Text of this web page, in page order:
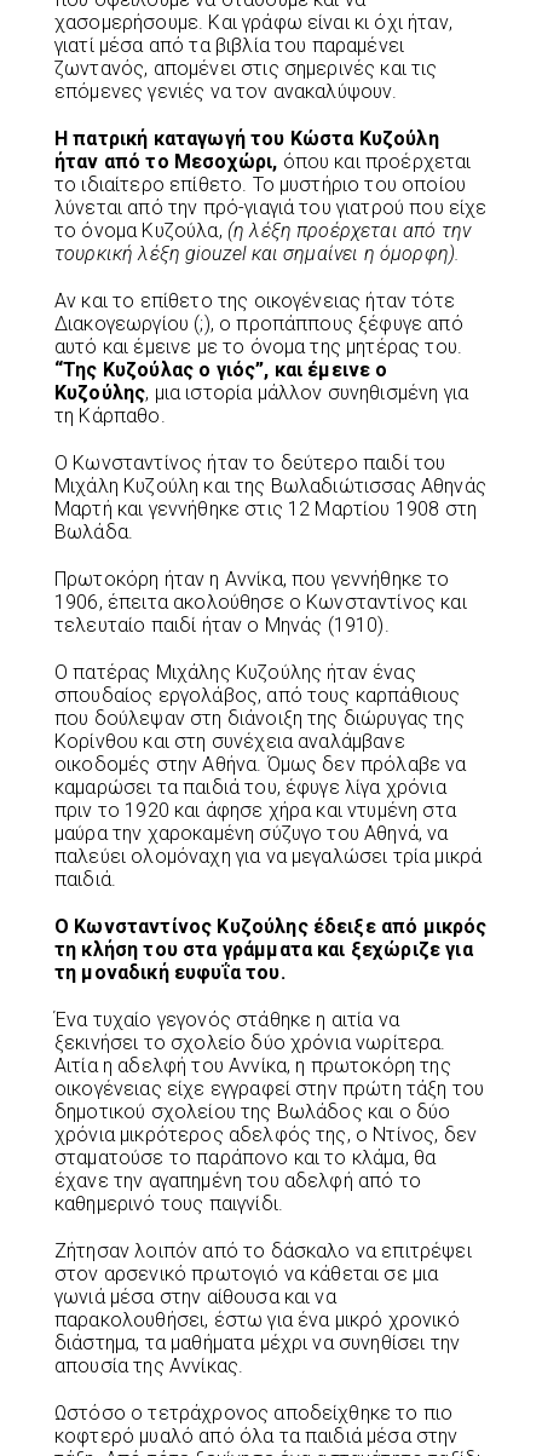
χασομερήσουμε. Και γράφω είναι κι όχι ήταν,
γιατί μέσα από τα βιβλία του παραμένει
ζωντανός, απομένει στις σημερινές και τις
επόμενες γενιές να τον ανακαλύψουν.
Η πατρική καταγωγή του Κώστα Κυζούλη
ήταν από το Μεσοχώρι, όπου και προέρχεται
το ιδιαίτερο επίθετο. Το μυστήριο του οποίου
λύνεται από την πρό-γιαγιά του γιατρού που είχε
το όνομα Κυζούλα, (η λέξη προέρχεται από την
τουρκική λέξηgiouzelκαι σημαίνει η όμορφη).
Αν και το επίθετο της οικογένειας ήταν τότε
Διακογεωργίου (;), ο προπάππους ξέφυγε από
αυτό και έμεινε με το όνομα της μητέρας του.
“Της Κυζούλας ο γιός”, και έμεινε ο
Κυζούλης, μια ιστορία μάλλον συνηθισμένη για
τη Κάρπαθο.
Ο Κωνσταντίνος ήταν το δεύτερο παιδί του
Μιχάλη Κυζούλη και της Βωλαδιώτισσας Αθηνάς
Μαρτή και γεννήθηκε στις 12 Μαρτίου 1908 στη
Βωλάδα.
Πρωτοκόρη ήταν η Αννίκα, που γεννήθηκε το
1906, έπειτα ακολούθησε ο Κωνσταντίνος και
τελευταίο παιδί ήταν ο Μηνάς (1910).
Ο πατέρας Μιχάλης Κυζούλης ήταν ένας
σπουδαίος εργολάβος, από τους καρπάθιους
που δούλεψαν στη διάνοιξη της διώρυγας της
Κορίνθου και στη συνέχεια αναλάμβανε
οικοδομές στην Αθήνα. Όμως δεν πρόλαβε να
καμαρώσει τα παιδιά του, έφυγε λίγα χρόνια
πριν το 1920 και άφησε χήρα και ντυμένη στα
μαύρα την χαροκαμένη σύζυγο του Αθηνά, να
παλεύει ολομόναχη για να μεγαλώσει τρία μικρά
παιδιά.
Ο Κωνσταντίνος Κυζούλης έδειξε από μικρός
τη κλήση του στα γράμματα και ξεχώριζε για
τη μοναδική ευφυΐα του.
Ένα τυχαίο γεγονός στάθηκε η αιτία να
ξεκινήσει το σχολείο δύο χρόνια νωρίτερα.
Αιτία η αδελφή του Αννίκα, η πρωτοκόρη της
οικογένειας είχε εγγραφεί στην πρώτη τάξη του
δημοτικού σχολείου της Βωλάδος και ο δύο
χρόνια μικρότερος αδελφός της, ο Ντίνος, δεν
σταματούσε το παράπονο και το κλάμα, θα
έχανε την αγαπημένη του αδελφή από το
καθημερινό τους παιγνίδι.
Ζήτησαν λοιπόν από το δάσκαλο να επιτρέψει
στον αρσενικό πρωτογιό να κάθεται σε μια
γωνιά μέσα στην αίθουσα και να
παρακολουθήσει, έστω για ένα μικρό χρονικό
διάστημα, τα μαθήματα μέχρι να συνηθίσει την
απουσία της Αννίκας.
Ωστόσο ο τετράχρονος αποδείχθηκε το πιο
κοφτερό μυαλό από όλα τα παιδιά μέσα στην